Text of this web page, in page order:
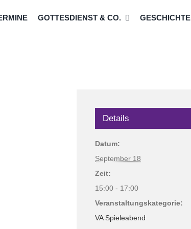
GOTTESDIENST & CO. GESCHICHTE
Details
Datum:
September 18
Zeit:
15:00 - 17:00
Veranstaltungskategorie:
VA Spieleabend